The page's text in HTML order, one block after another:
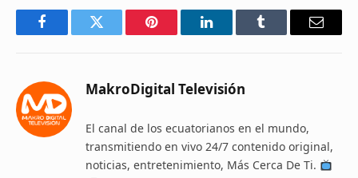
FacebookTwitter Pinterest LinkedInTumblr Email
MakroDigital Televisión
El canal de los ecuatorianos en el mundo,
transmitiendo en vivo 24/7 contenido original,
noticias, entretenimiento, Más Cerca De Ti.